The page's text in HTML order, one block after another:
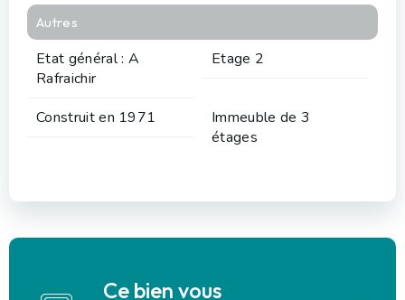
Autres
Etat général : A
Rafraichir
Etage 2
Construit en 1971
Immeuble de 3
étages
Ce bien vous